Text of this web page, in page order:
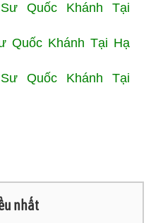
Quốc Khánh Tại
Quốc Khánh Tại Hạ
Quốc Khánh Tại
nhất